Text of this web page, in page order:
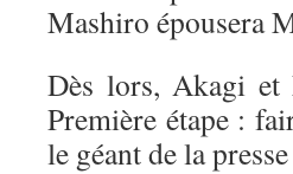
Mashiro épousera
Dès lors, Akagi
Première étape :
le géant de la